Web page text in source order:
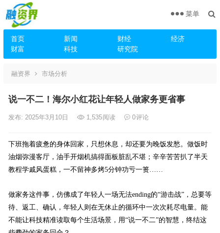
首页 新闻 财经
经济
财富
科技 研究院
菜单
融资界 市场分析
说一不二！海尔小红花让年轻人做家务更省事
发布: 2025年3月10日 1,535阅读 0评论
下班拖着疲惫的身体回家，只想休息，却还要为晚饭发愁。做饭时
油烟弥漫客厅，油手开烟机搞得面板脏乱不堪；辛辛苦苦扒了半天
教程学戚风蛋糕，一不留神多烤5分钟功亏一篑……
做家务这件事，仿佛成了年轻人一场无法ending的“游击战”，总要等
待、返工、确认，年轻人则在无休止的循环中一次次耗尽电量。能
不能让科技精准读取每个生活场景，用“说一不二”的智慧，终结这